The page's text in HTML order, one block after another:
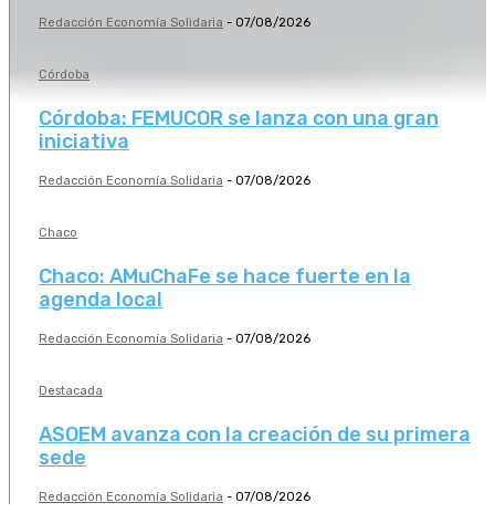
Redacción Economía Solidaria - 07/08/2026
Córdoba
Córdoba: FEMUCOR se lanza con una gran
iniciativa
Redacción Economía Solidaria - 07/08/2026
Chaco
Chaco: AMuChaFe se hace fuerte en la
agenda local
Redacción Economía Solidaria - 07/08/2026
Destacada
ASOEM avanza con la creación de su primera
sede
Redacción Economía Solidaria - 07/08/2026